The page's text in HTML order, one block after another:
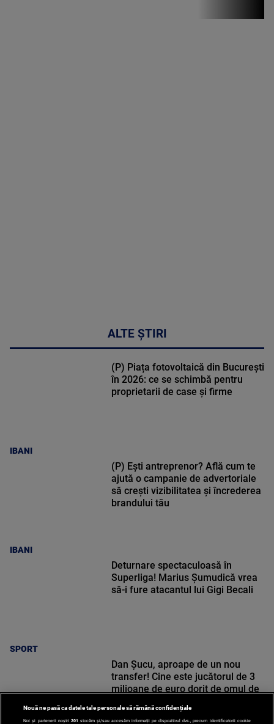
ALTE ȘTIRI
IBANI
(P) Piața fotovoltaică din București
în 2026: ce se schimbă pentru
proprietarii de case și firme
IBANI
(P) Ești antreprenor? Află cum te
ajută o campanie de advertoriale
să crești vizibilitatea și încrederea
brandului tău
SPORT
Deturnare spectaculoasă în
Superliga! Marius Șumudică vrea
să-i fure atacantul lui Gigi Becali
Dan Șucu, aproape de un nou
transfer! Cine este jucătorul de 3
milioane de euro dorit de omul de
Nouă ne pasă ca datele tale personale să rămână confidențiale
Noi și partenerii noștri 201 stocăm și/sau accesăm informații pe dispozitivul dvs., precum identificatorii cookie